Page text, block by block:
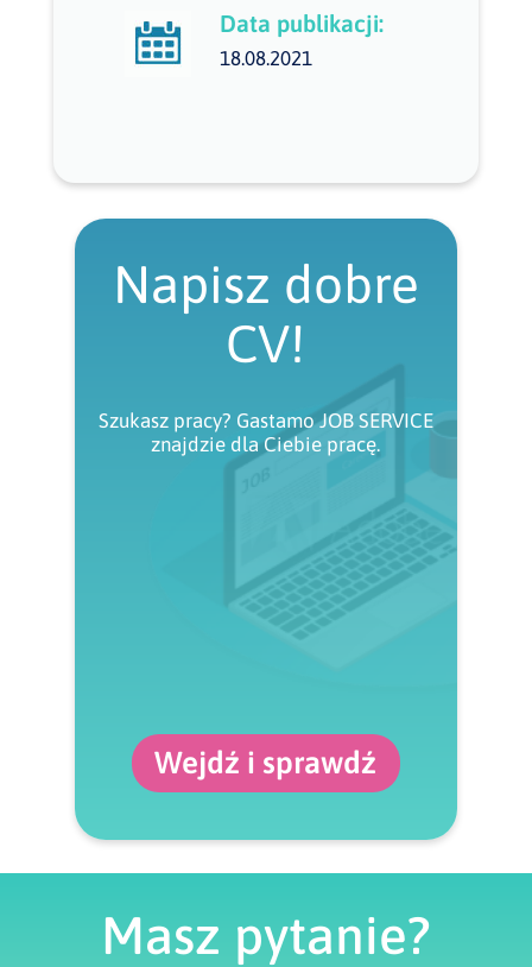
Data publikacji:
18.08.2021
Napisz dobre
CV!
Szukasz pracy? Gastamo JOB SERVICE
znajdzie dla Ciebie pracę.
Wejdź i sprawdź
Masz pytanie?